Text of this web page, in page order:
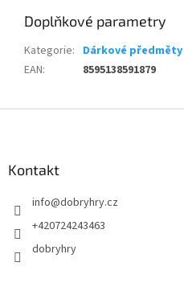
Doplňkové parametry
Kategorie: Dárkové předměty
EAN: 8595138591879
Kontakt
info@dobryhry.cz
+420724243463
dobryhry